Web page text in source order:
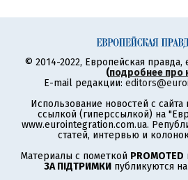
© 2014-2022, Европейская
(подробнее про
E-mail редакции:
Использование новостей с
ссылкой (гиперссылкой) на
www.eurointegration.com.ua.
статей, интервью и
Материалы с пометкой PROMOTED
ЗА ПІДТРИМКИ публикуются